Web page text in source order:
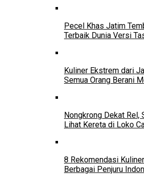
Pecel Khas Jatim
Terbaik Dunia Versi
Kuliner Ekstrem dari
Semua Orang Berani
Nongkrong Dekat Rel,
Lihat Kereta di Loko
8 Rekomendasi
Berbagai Penjuru